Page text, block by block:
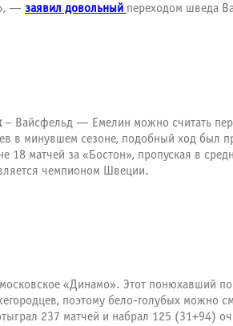
— заявил довольный переходом шведа
– Вайсфельд — Емелин можно считать
в минувшем сезоне, подобный ход был
18 матчей за «Бостон», пропуская в
чемпионом Швеции.
«Динамо». Этот понюхавший
поэтому бело-голубых можно
237 матчей и набрал 125